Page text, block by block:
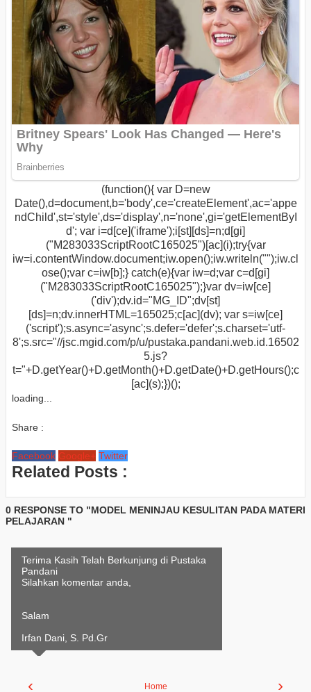
(function(){ var D=new
Date(),d=document,b='body',ce='createElement',ac='appe
ndChild',st='style',ds='display',n='none',gi='getElementByI
d'; var i=d[ce]('iframe');i[st][ds]=n;d[gi]
("M283033ScriptRootC165025")[ac](i);try{var
iw=i.contentWindow.document;iw.open();iw.writeln("");iw.cl
ose();var c=iw[b];} catch(e){var iw=d;var c=d[gi]
("M283033ScriptRootC165025");}var dv=iw[ce]
('div');dv.id="MG_ID";dv[st]
[ds]=n;dv.innerHTML=165025;c[ac](dv); var s=iw[ce]
('script');s.async='async';s.defer='defer';s.charset='utf-
8';s.src="//jsc.mgid.com/p/u/pustaka.pandani.web.id.16502
5.js?
t="+D.getYear()+D.getMonth()+D.getDate()+D.getHours();c
[ac](s);})();
loading...
Share :
Facebook Google+ Twitter
Related Posts :
0 RESPONSE TO "MODEL MENINJAU KESULITAN PADA MATERI
PELAJARAN "
Terima Kasih Telah Berkunjung di Pustaka
Pandani
Silahkan komentar anda,
Salam
Irfan Dani, S. Pd.Gr
‹ ›
Home